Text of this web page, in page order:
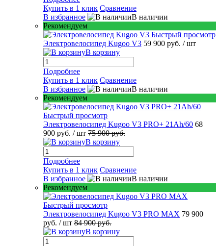
Купить в 1 клик Сравнение
В избранное
В наличии
Рекомендуем
Быстрый просмотр
Электровелосипед Kugoo V3 59 900 руб. / шт
В корзину
Подробнее
Купить в 1 клик Сравнение
В избранное
В наличии
Рекомендуем
Быстрый просмотр
Электровелосипед Kugoo V3 PRO+ 21Ah/60 68
900 руб. / шт 75 900 руб.
В корзину
Подробнее
Купить в 1 клик Сравнение
В избранное
В наличии
Рекомендуем
Быстрый просмотр
Электровелосипед Kugoo V3 PRO MAX 79 900
руб. / шт 84 900 руб.
В корзину